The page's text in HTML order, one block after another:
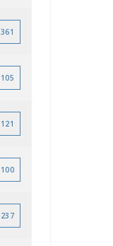
361
105
121
100
237